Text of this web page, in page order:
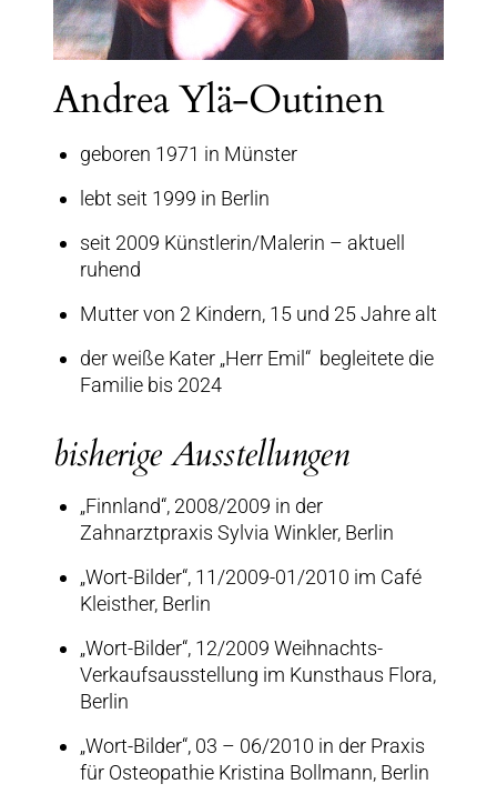
Andrea Ylä-Outinen
geboren 1971 in Münster
lebt seit 1999 in Berlin
seit 2009 Künstlerin/Malerin – aktuell
ruhend
Mutter von 2 Kindern, 15 und 25 Jahre alt
der weiße Kater „Herr Emil“ begleitete die
Familie bis 2024
bisherige Ausstellungen
„Finnland“, 2008/2009 in der
Zahnarztpraxis Sylvia Winkler, Berlin
„Wort-Bilder“, 11/2009-01/2010 im Café
Kleisther, Berlin
„Wort-Bilder“, 12/2009 Weihnachts-
Verkaufsausstellung im Kunsthaus Flora,
Berlin
„Wort-Bilder“, 03 – 06/2010 in der Praxis
für Osteopathie Kristina Bollmann, Berlin